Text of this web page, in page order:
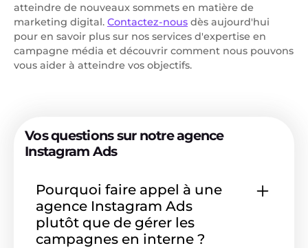
atteindre de nouveaux sommets en matière de
marketing digital. Contactez-nous dès aujourd'hui
pour en savoir plus sur nos services d'expertise en
campagne média et découvrir comment nous pouvons
vous aider à atteindre vos objectifs.
Vos questions sur notre agence
Instagram Ads
Pourquoi faire appel à une
agence Instagram Ads
plutôt que de gérer les
campagnes en interne ?